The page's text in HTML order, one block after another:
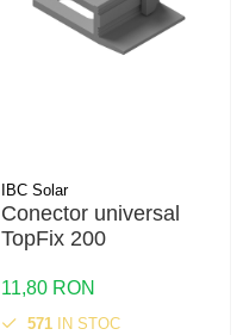
IBC Solar
Conector universal
TopFix 200
11,80 RON
571 IN STOC